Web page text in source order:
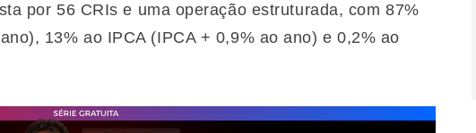
por 56 CRIs e uma operação estruturada, com 87%
13% ao IPCA (IPCA + 0,9% ao ano) e 0,2% ao